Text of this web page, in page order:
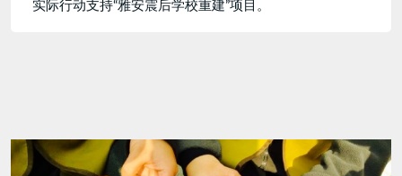
实际行动支持“雅安震后学校重建”项目。